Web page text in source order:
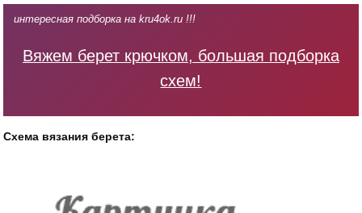
интересная подборка на kru4ok.ru !!!
Вяжем берет крючком, большая подборка
схем!
Схема вязания берета: